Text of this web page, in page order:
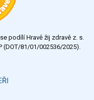
Všechny ankety
podílí Hravě žij zdravě z. s.
(DOT/81/01/002536/2025).